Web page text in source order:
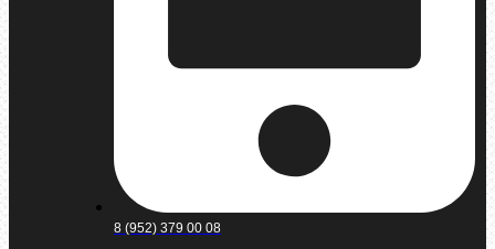
8 (952) 379 00 08